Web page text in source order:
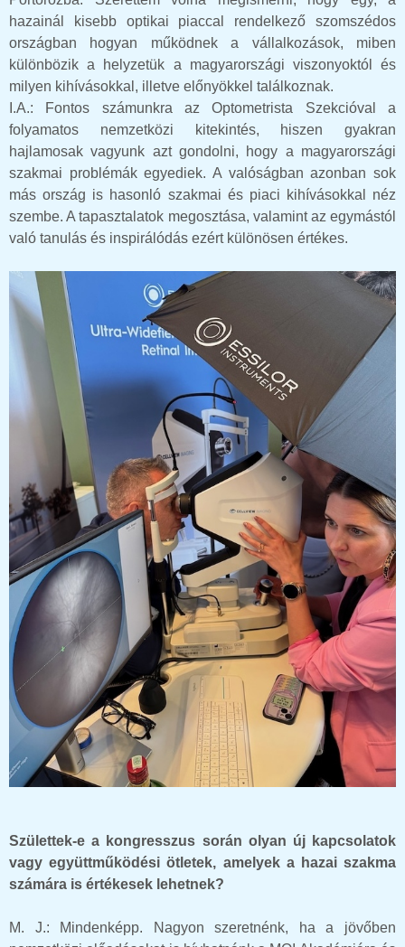
hazainál kisebb optikai piaccal rendelkező szomszédos
országban hogyan működnek a vállalkozások, miben
különbözik a helyzetük a magyarországi viszonyoktól és
milyen kihívásokkal, illetve előnyökkel találkoznak.
I.A.: Fontos számunkra az Optometrista Szekcióval a
folyamatos nemzetközi kitekintés, hiszen gyakran
hajlamosak vagyunk azt gondolni, hogy a magyarországi
szakmai problémák egyediek. A valóságban azonban sok
más ország is hasonló szakmai és piaci kihívásokkal néz
szembe. A tapasztalatok megosztása, valamint az egymástól
való tanulás és inspirálódás ezért különösen értékes.
Születtek-e a kongresszus során olyan új kapcsolatok
vagy együttműködési ötletek, amelyek a hazai szakma
számára is értékesek lehetnek?
M. J.: Mindenképp. Nagyon szeretnénk, ha a jövőben